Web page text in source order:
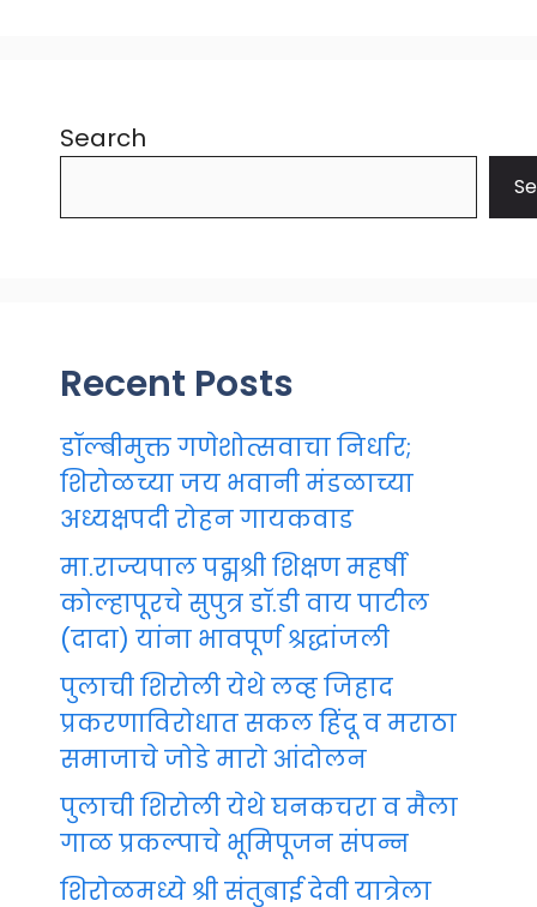
Search
Recent Posts
डॉल्बीमुक्त गणेशोत्सवाचा निर्धार;
शिरोळच्या जय भवानी मंडळाच्या
अध्यक्षपदी रोहन गायकवाड
मा.राज्यपाल पद्मश्री शिक्षण महर्षी
कोल्हापूरचे सुपुत्र डॉ.डी वाय पाटील
(दादा) यांना भावपूर्ण श्रद्धांजली
पुलाची शिरोली येथे लव्ह जिहाद
प्रकरणाविरोधात सकल हिंदू व मराठा
समाजाचे जोडे मारो आंदोलन
पुलाची शिरोली येथे घनकचरा व मैला
गाळ प्रकल्पाचे भूमिपूजन संपन्न
शिरोळमध्ये श्री संतुबाई देवी यात्रेला